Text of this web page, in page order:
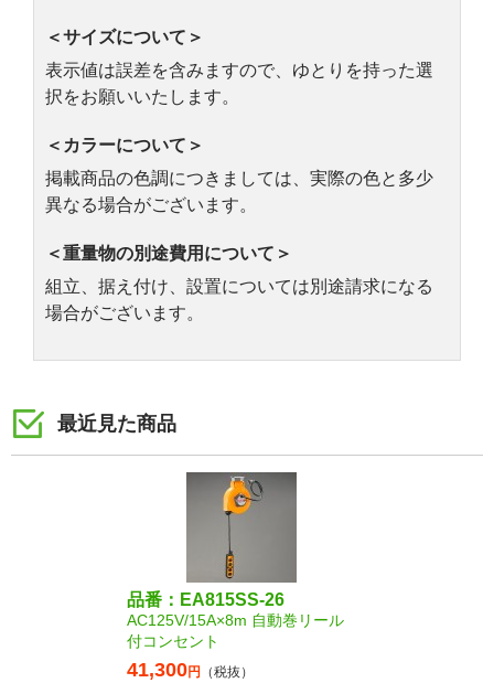
＜サイズについて＞
表示値は誤差を含みますので、ゆとりを持った選
択をお願いいたします。
＜カラーについて＞
掲載商品の色調につきましては、実際の色と多少
異なる場合がございます。
＜重量物の別途費用について＞
組立、据え付け、設置については別途請求になる
場合がございます。
最近見た商品
品番：EA815SS-26
AC125V/15A×8m 自動巻リール
付コンセント
41,300円 （税抜）